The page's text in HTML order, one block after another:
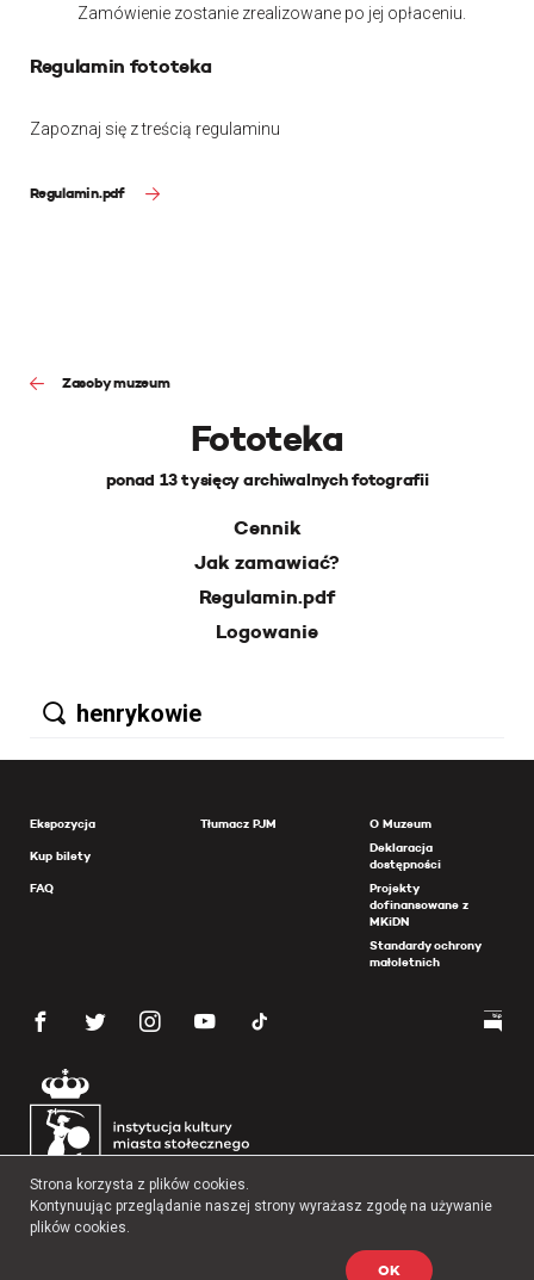
Zamówienie zostanie zrealizowane po jej opłaceniu.
Regulamin fototeka
Zapoznaj się z treścią regulaminu
Regulamin.pdf
Zasoby muzeum
Fototeka
ponad 13 tysięcy archiwalnych fotografii
Cennik
Jak zamawiać?
Regulamin.pdf
Logowanie
Ekspozycja
Kup bilety
FAQ
Tłumacz PJM
O Muzeum
Deklaracja
dostępności
Projekty
dofinansowane z
MKiDN
Standardy ochrony
małoletnich
Copyright 2026 Muzeum Powstania Warszawskiego
Strona korzysta z plików cookies.
Kontynuując przeglądanie naszej strony wyrażasz zgodę na używanie
plików cookies.
OK